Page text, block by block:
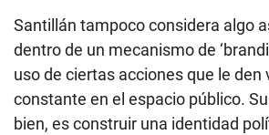
Santillán tampoco considera algo
dentro de un mecanismo de
uso de ciertas acciones que le den
constante en el espacio público.
bien, es construir una identidad